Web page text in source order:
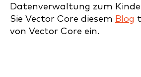
Datenverwaltung zum
Sie Vector Core diesem Blog
von Vector Core ein.